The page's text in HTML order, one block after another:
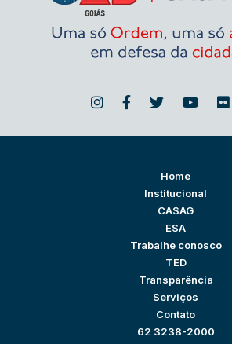
Home
Institucional
CASAG
ESA
Trabalhe conosco
TED
Transparência
Serviços
Contato
62 3238-2000